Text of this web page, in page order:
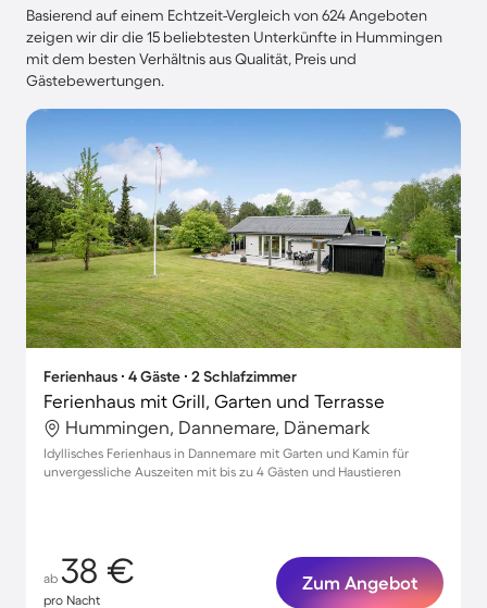
Basierend auf einem Echtzeit-Vergleich von 624 Angeboten
zeigen wir dir die 15 beliebtesten Unterkünfte in Hummingen
mit dem besten Verhältnis aus Qualität, Preis und
Gästebewertungen.
Ferienhaus ∙ 4 Gäste ∙ 2 Schlafzimmer
Ferienhaus mit Grill, Garten und Terrasse
Hummingen, Dannemare, Dänemark
Idyllisches Ferienhaus in Dannemare mit Garten und Kamin für
unvergessliche Auszeiten mit bis zu 4 Gästen und Haustieren
ab 38 €
pro Nacht
Zum Angebot